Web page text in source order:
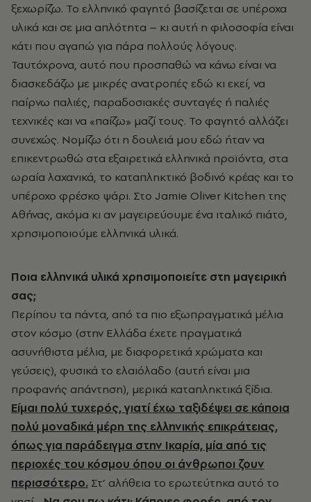
ξεχωρίζω. Το ελληνικό φαγητό βασίζεται σε υπέροχα
υλικά και σε μια απλότητα – κι αυτή η φιλοσοφία είναι
κάτι που αγαπώ για πάρα πολλούς λόγους.
Ταυτόχρονα, αυτό που προσπαθώ να κάνω είναι να
διασκεδάζω με μικρές ανατροπές εδώ κι εκεί, να
παίρνω παλιές, παραδοσιακές συνταγές ή παλιές
τεχνικές και να «παίζω» μαζί τους. Το φαγητό αλλάζει
συνεχώς. Νομίζω ότι η δουλειά μου εδώ ήταν να
επικεντρωθώ στα εξαιρετικά ελληνικά προϊόντα, στα
ωραία λαχανικά, το καταπληκτικό βοδινό κρέας και το
υπέροχο φρέσκο ψάρι. Στο Jamie Oliver Kitchen της
Αθήνας, ακόμα κι αν μαγειρεύουμε ένα ιταλικό πιάτο,
χρησιμοποιούμε ελληνικά υλικά.
Ποια ελληνικά υλικά χρησιμοποιείτε στη μαγειρική
σας;
Περίπου τα πάντα, από τα πιο εξωπραγματικά μέλια
στον κόσμο (στην Ελλάδα έχετε πραγματικά
ασυνήθιστα μέλια, με διαφορετικά χρώματα και
γεύσεις), φυσικά το ελαιόλαδο (αυτή είναι μια
προφανής απάντηση), μερικά καταπληκτικά ξίδια.
Είμαι πολύ τυχερός, γιατί έχω ταξιδέψει σε κάποια
πολύ μοναδικά μέρη της ελληνικής επικράτειας,
όπως για παράδειγμα στην Ικαρία, μία από τις
περιοχές του κόσμου όπου οι άνθρωποι ζουν
περισσότερο. Στ’ αλήθεια το ερωτεύτηκα αυτό το